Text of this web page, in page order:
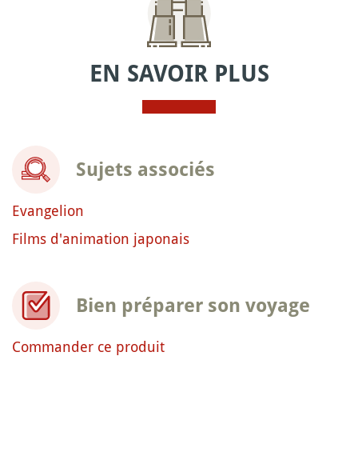
EN SAVOIR PLUS
Sujets associés
Evangelion
Films d'animation japonais
Bien préparer son voyage
Commander ce produit